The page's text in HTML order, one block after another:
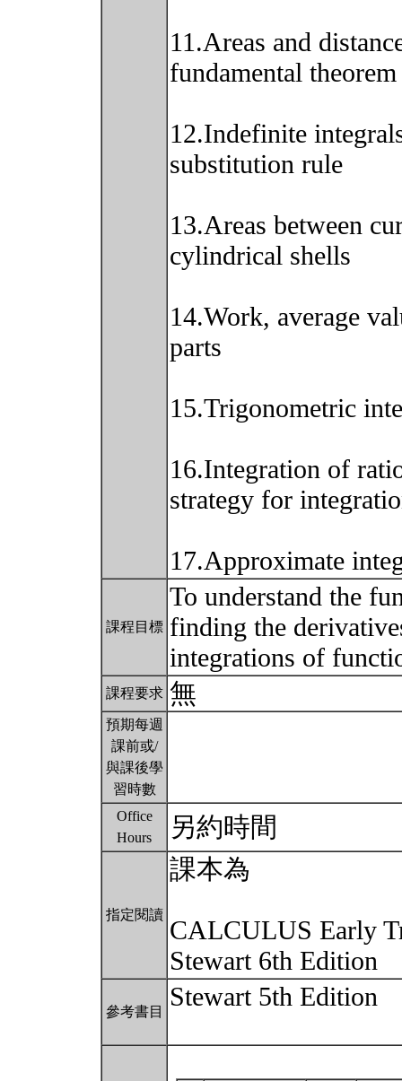
11.Areas and
fundamental
12.Indefinite
substitution rule
13.Areas between
cylindrical shells
14.Work, average
parts
15.Trigonometric
16.Integration of
strategy for
17.Approximate
課程目標
To understand the
finding the
integrations of
課程要求 無
預期每週
課前或/
與課後學
習時數
Office
Hours
另約時間
指定閱讀
課本為
CALCULUS Early
Stewart 6th Edition
參考書目 Stewart 5th Edition